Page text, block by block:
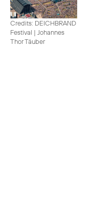
Credits: DEICHBRAND
Festival | Johannes
Thor Täuber